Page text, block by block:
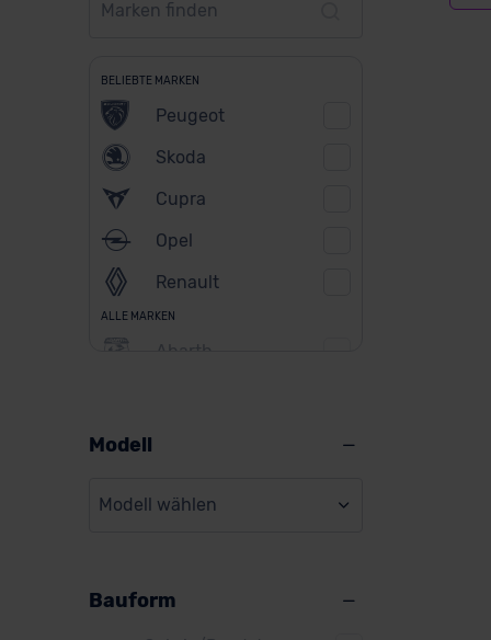
BELIEBTE MARKEN
Peugeot
Skoda
Cupra
Opel
Renault
ALLE MARKEN
Abarth
BMW
Citroen
Modell
Modell wählen
Bauform